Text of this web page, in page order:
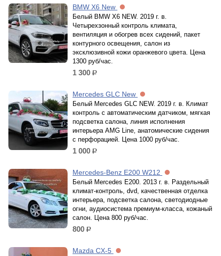
BMW X6 New
Белый BMW X6 NEW. 2019 г. в.
Четырехзонный контроль климата,
вентиляция и обогрев всех сидений, пакет
контурного освещения, салон из
эксклюзивной кожи оранжевого цвета. Цена
1300 руб/час.
1 300 р.
Mercedes GLC New
Белый Mercedes GLC NEW. 2019 г. в. Климат
контроль с автоматическим датчиком, мягкая
подсветка салона, линия исполнения
интерьера AMG Line, анатомические сидения
с перфорацией. Цена 1000 руб/час.
1 000 р.
Mercedes-Benz E200 W212
Белый Mercedes E200. 2013 г. в. Раздельный
климат-контроль, dvd, качественная отделка
интерьера, подсветка салона, светодиодные
огни, аудиосистема премиум-класса, кожаный
салон. Цена 800 руб/час.
800 р.
Mazda CX-5